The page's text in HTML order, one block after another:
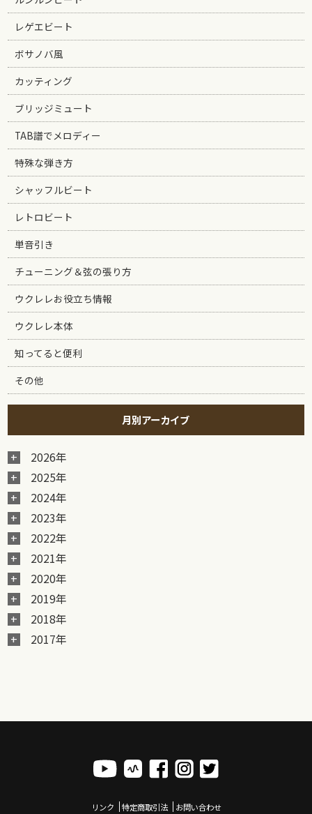
レゲエビート
ボサノバ風
カッティング
ブリッジミュート
TAB譜でメロディー
特殊な弾き方
シャッフルビート
レトロビート
単音引き
チューニング＆弦の張り方
ウクレレお役立ち情報
ウクレレ本体
知ってると便利
その他
月別アーカイブ
2026年
2025年
2024年
2023年
2022年
2021年
2020年
2019年
2018年
2017年
リンク 特定商取引法 お問い合わせ